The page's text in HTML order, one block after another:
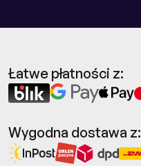
Łatwe płatności z:
Wygodna dostawa z: